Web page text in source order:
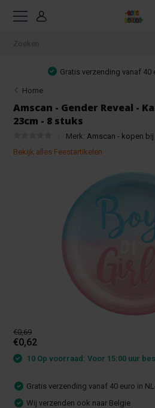
Gratis verzending vanaf 40
Home
Amscan - Gender Reveal -
23cm - 8 stuks
Merk: Amscan - kopen bij
Bekijk alles Feestartikelen
€0,69
€0,62
10 Op voorraad: Voor 15:00 uur
Gratis verzending vanaf 40 euro in
Wij verzenden ook naar Belgie